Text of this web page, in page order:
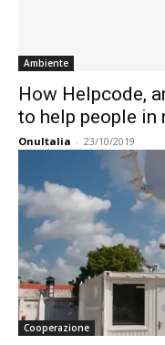
Ambiente
How Helpcode,
to help people in
OnuItalia - 23/10/2019
Cooperazione